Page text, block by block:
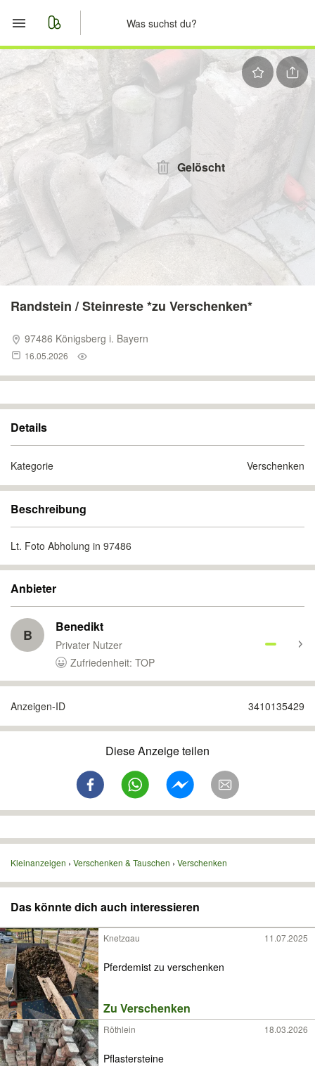
Start
Merkliste
Nachrichten
Anzeige aufgeben
Gelöscht
Randstein / Steinreste *zu Verschenken*
97486 Königsberg i. Bayern
16.05.2026
Details
Kategorie Verschenken
Beschreibung
Lt. Foto Abholung in 97486
Anbieter
B Benedikt
Privater Nutzer
Zufriedenheit: TOP
Anzeigen-ID 3410135429
Diese Anzeige teilen
Kleinanzeigen Verschenken & Tauschen Verschenken
Das könnte dich auch interessieren
Knetzgau 11.07.2025
Pferdemist zu verschenken
Zu Verschenken
Röthlein 18.03.2026
Pflastersteine